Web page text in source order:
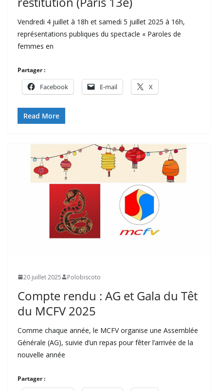
Vendredi 4 juillet à 18h et samedi 5 juillet 2025 à 16h,
représentations publiques du spectacle « Paroles de
femmes en
Partager :
Facebook E-mail X
Read More
20 juillet 2025 Polobiscoto
Compte rendu : AG et Gala du Têt
du MCFV 2025
Comme chaque année, le MCFV organise une Assemblée
Générale (AG), suivie d’un repas pour fêter l’arrivée de la
nouvelle année
Partager :